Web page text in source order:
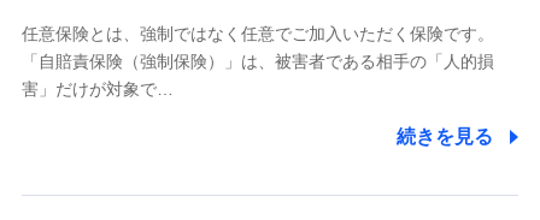
郵便、電話、およびＥメール等により、当社と取引のあるも
しくは委託を受けている保険会社・提携会社の保険その他に
関する情報を提供し、金融商品等の契約を勧奨するため、ま
た維持管理等の委託業務遂行のため、またそれらに付帯、関
（なお、当社は複数の保険会社と取引があり、取得した個人
任意保険とは、強制ではなく任意でご加入いただく保険です。
「自賠責保険（強制保険）」は、被害者である相手の「人的損
害」だけが対象で…
続きを見る